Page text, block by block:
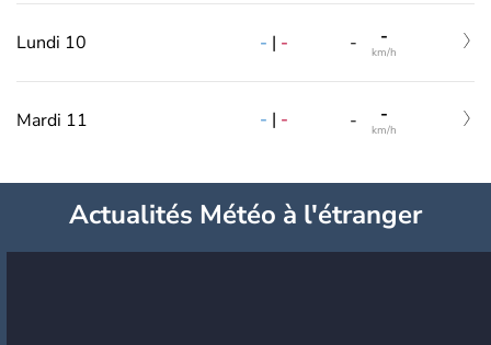
Lundi 10 - | - - -
km/h
Mardi 11 - | - - -
km/h
Actualités Météo à l'étranger